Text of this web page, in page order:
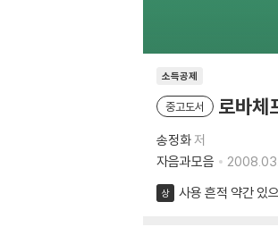
소득공제
중고도서 로바체
송정화저
자음과모음
상 사용 흔적 약간 있